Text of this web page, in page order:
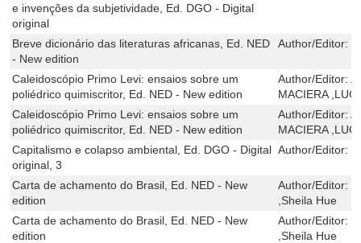
e invenções da subjetividade, Ed. DGO - Digital
original
Breve dicionário das literaturas africanas, Ed. NED
- New edition
Author/Editor:
Caleidoscópio Primo Levi: ensaios sobre um
poliédrico quimiscritor, Ed. NED - New edition
Author/Editor:
MACIERA
Caleidoscópio Primo Levi: ensaios sobre um
poliédrico quimiscritor, Ed. NED - New edition
Author/Editor:
MACIERA
Capitalismo e colapso ambiental, Ed. DGO - Digital
original, 3
Author/Editor:
Carta de achamento do Brasil, Ed. NED - New
edition
Author/Editor:
,Sheila Hue
Carta de achamento do Brasil, Ed. NED - New
edition
Author/Editor:
,Sheila Hue